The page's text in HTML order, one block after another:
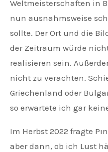
Weltmeisterschaften in
nun ausnahmsweise
sollte. Der Ort und die
der Zeitraum würde
realisieren sein.
nicht zu verachten.
Griechenland oder
so erwartete ich gar
Im Herbst 2022 fragte
aber dann, ob ich Lust